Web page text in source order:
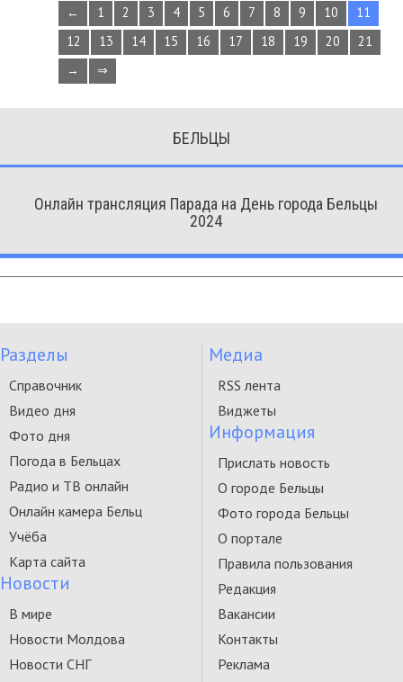
← 1 2 3 4 5 6 7 8 9 10
11
12
13 14 15 16 17 18 19 20
21
→
⇒
БЕЛЬЦЫ
Онлайн трансляция Парада на День города Бельцы
2024
Разделы
Справочник
Видео дня
Фото дня
Погода в Бельцах
Радио и ТВ онлайн
Онлайн камера Бельц
Учёба
Карта сайта
Новости
В мире
Новости Молдова
Новости СНГ
Медиа
RSS лента
Виджеты
Информация
Прислать новость
О городе Бельцы
Фото города Бельцы
О портале
Правила пользования
Редакция
Вакансии
Контакты
Реклама